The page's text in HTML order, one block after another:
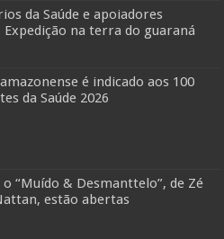
da Saúde e apoiadores
Expedição na terra do guaraná
é indicado aos 100
da Saúde 2026
o “Muído & Desmanttelo”, de Zé
estão abertas